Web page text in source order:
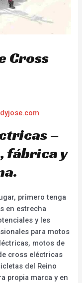
Cross
–
fábrica y
primero tenga
en estrecha
y les
para motos
motos de
cross eléctricas
del Reino
propia marca y en